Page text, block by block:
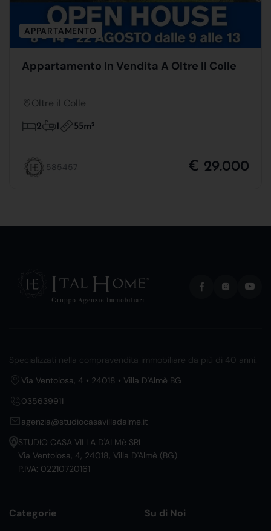
APPARTAMENTO
Appartamento In Vendita A Oltre Il Colle
Oltre il Colle
2 1 55m2
585457 € 29.000
Specializzati nella compravendita immobiliare da più di 40 anni.
Via Ventolosa, 4 • 24018 • Villa D'Almè BG
035639911
agenzia@studiocasavilladalme.it
STUDIO CASA VILLA D'ALMè SRL
Via Ventolosa, 4, 24018, Villa D'Almè (BG)
P.IVA: 02210720161
Categorie Su di Noi